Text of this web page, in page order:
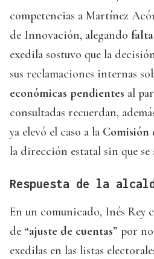
competencias a Martínez
de Innovación, alegando
exedila sostuvo que la
sus reclamaciones internas
económicas pendientes al
consultadas recuerdan,
ya elevó el caso a la Comisión
la dirección estatal sin que se
Respuesta de la
En un comunicado, Inés Rey
de “ajuste de cuentas” por
exedilas en las listas